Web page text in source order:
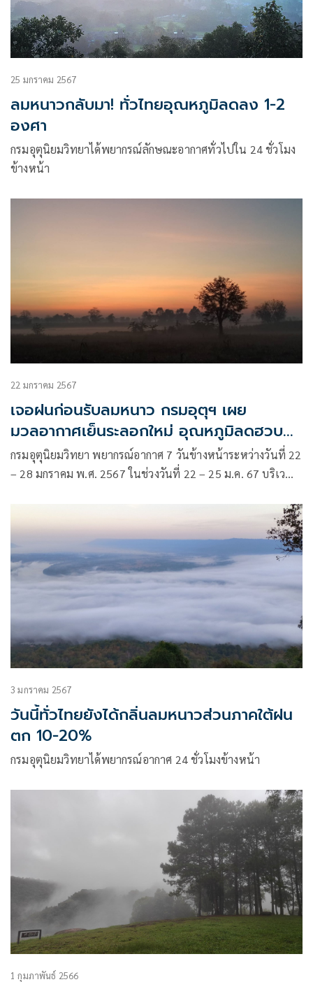
25 มกราคม 2567
ลมหนาวกลับมา! ทั่วไทยอุณหภูมิลดลง 1-2
องศา
กรมอุตุนิยมวิทยาได้พยากรณ์ลักษณะอากาศทั่วไปใน 24 ชั่วโมง
ข้างหน้า
22 มกราคม 2567
เจอฝนก่อนรับลมหนาว กรมอุตุฯ เผย
มวลอากาศเย็นระลอกใหม่ อุณหภูมิลดฮวบ
4-6 องศา
กรมอุตุนิยมวิทยา พยากรณ์อากาศ 7 วันข้างหน้าระหว่างวันที่ 22
– 28 มกราคม พ.ศ. 2567 ในช่วงวันที่ 22 – 25 ม.ค. 67 บริเวณ
3 มกราคม 2567
วันนี้ทั่วไทยยังได้กลิ่นลมหนาวส่วนภาคใต้ฝน
ตก 10-20%
กรมอุตุนิยมวิทยาได้พยากรณ์อากาศ 24 ชั่วโมงข้างหน้า
1 กุมภาพันธ์ 2566